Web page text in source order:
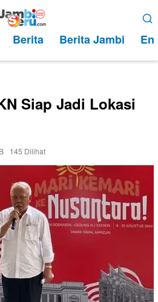
Berita Berita Jambi
Siap Jadi Lokasi
145 Dilihat